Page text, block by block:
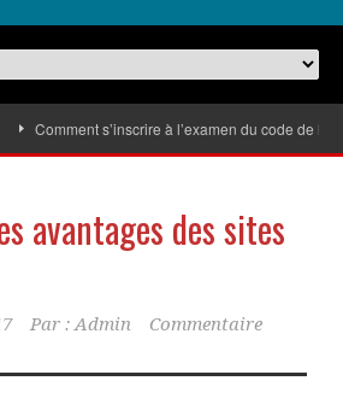
Comment s’inscrire à l’examen du code de la
avantages des sites
Par : Admin
Commentaire